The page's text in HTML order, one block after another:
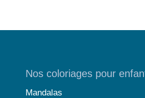
Nos coloriages pour
Mandalas